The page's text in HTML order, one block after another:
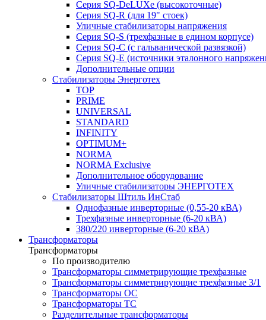
Серия SQ-DeLUXe (высокоточные)
Серия SQ-R (для 19" стоек)
Уличные стабилизаторы напряжения
Серия SQ-S (трехфазные в едином корпусе)
Серия SQ-C (с гальванической развязкой)
Cерия SQ-E (источники эталонного
Дополнительные опции
Стабилизаторы Энерготех
TOP
PRIME
UNIVERSAL
STANDARD
INFINITY
OPTIMUM+
NORMA
NORMA Exclusive
Дополнительное оборудование
Уличные стабилизаторы ЭНЕРГОТЕХ
Стабилизаторы Штиль ИнСтаб
Однофазные инверторные (0,55-20 кВА)
Трехфазные инверторные (6-20 кВА)
380/220 инверторные (6-20 кВА)
Трансформаторы
Трансформаторы
По производителю
Трансформаторы симметрирующие трехфазные
Трансформаторы симметрирующие трехфазные 3/1
Трансформаторы ОС
Трансформаторы ТС
Разделительные трансформаторы